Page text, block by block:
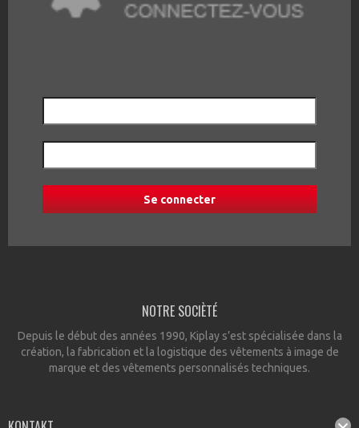
NOTRE SOCIÈTÉ
Depuis le début des années 1990, Kiplay s’est spécialisée dans la
création, la fabrication et la logistique des vêtements à image de
marque et des vêtements personnalisés techniques.